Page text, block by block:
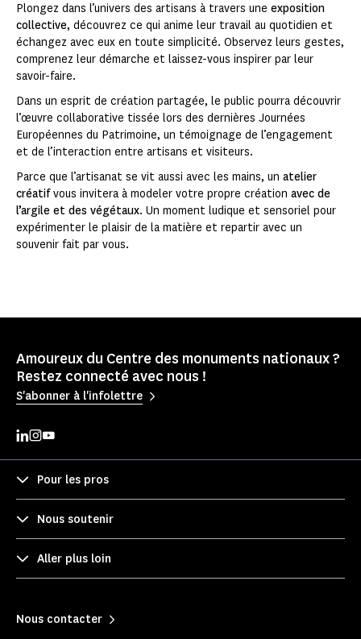
Plongez dans l’univers des artisans à travers une exposition
collective, découvrez ce qui anime leur travail au quotidien et
échangez avec eux en toute simplicité. Observez leurs gestes,
comprenez leur démarche et laissez-vous inspirer par leur
savoir-faire.
Dans un esprit de création partagée, le public pourra découvrir
l’œuvre collaborative tissée lors des dernières Journées
Européennes du Patrimoine, un témoignage de l’engagement
et de l’interaction entre artisans et visiteurs.
Parce que l’artisanat se vit aussi avec les mains, un atelier
créatifvous invitera à modeler votre propre création avec de
l’argile et des végétaux. Un moment ludique et sensoriel pour
expérimenter le plaisir de la matière et repartir avec un
souvenir fait par vous.
Amoureux du Centre des monuments nationaux ?
Restez connecté avec nous !
S'abonner à l'infolettre
Pour les pros
Nous soutenir
Aller plus loin
Nous contacter